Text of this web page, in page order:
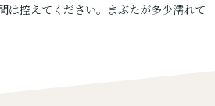
は控えてください。まぶたが多少濡れて